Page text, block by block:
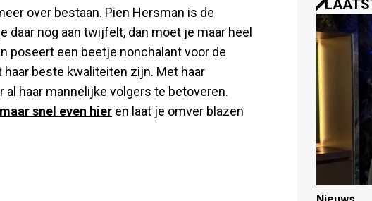
over bestaan. Pien Hersman is de
nog aan twijfelt, dan moet je maar heel
poseert een beetje nonchalant voor de
beste kwaliteiten zijn. Met haar
haar mannelijke volgers te betoveren.
snel even hier en laat je omver blazen